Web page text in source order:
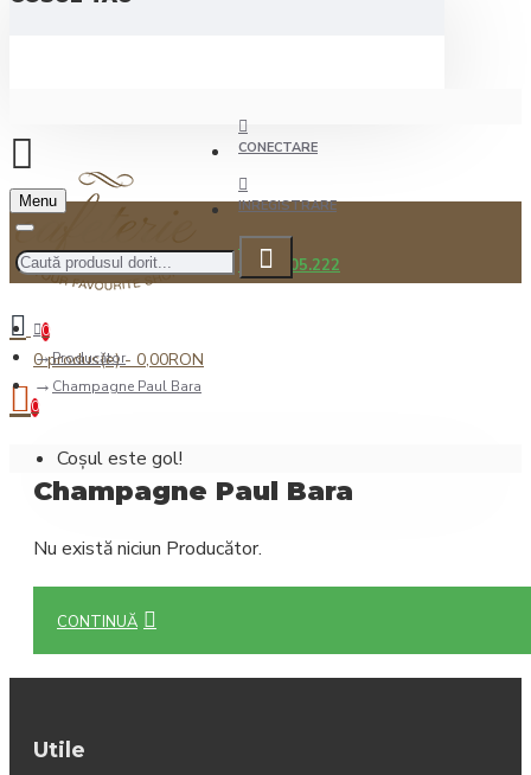
CONECTARE
INREGISTRARE
0722.505.222
Menu
0
0 produs(e) - 0,00RON
0
Coșul este gol!
Producător
Champagne Paul Bara
Champagne Paul Bara
Nu există niciun Producător.
CONTINUĂ
Utile